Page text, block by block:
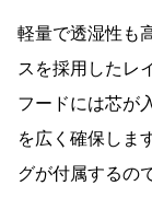
軽量で透湿性も
スを採用したレ
フードには芯が
を広く確保しま
グが付属するの